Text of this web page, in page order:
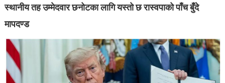
स्थानीय तह उम्मेदवार छनोटका लागि यस्तो छ रास्वपाको पाँच बुँदे
मापदण्ड